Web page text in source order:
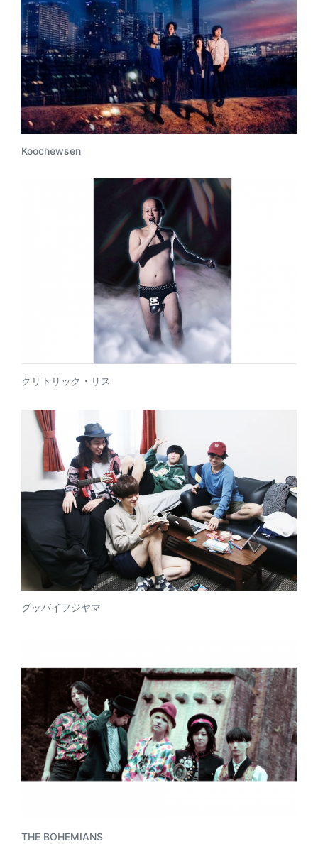
Koochewsen
クリトリック・リス
グッバイフジヤマ
THE BOHEMIANS